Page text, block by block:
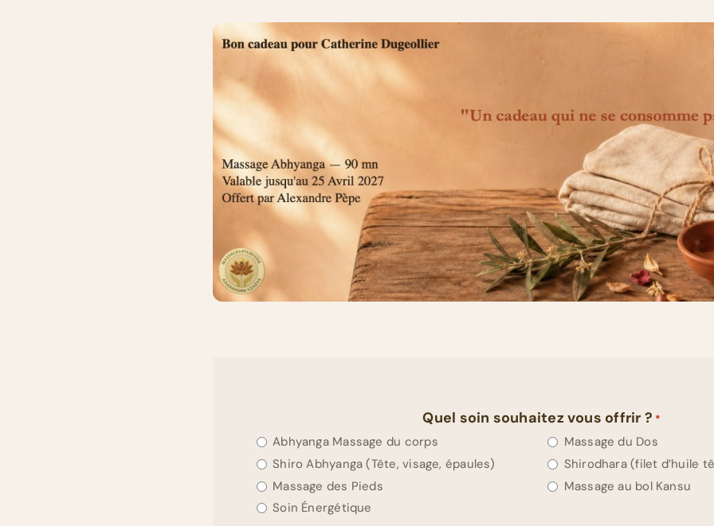
Quel soin souhaitez vous offrir ? *
Abhyanga Massage du corps
Massage du Dos
Shiro Abhyanga (Tête, visage, épaules)
Shirodhara (filet d’huile
Massage des Pieds
Massage au bol Kansu
Soin Énergétique